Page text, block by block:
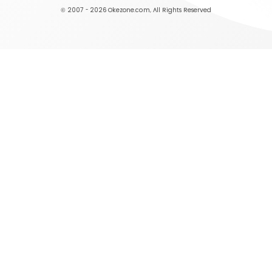
© 2007 - 2026 Okezone.com, All Rights Reserved